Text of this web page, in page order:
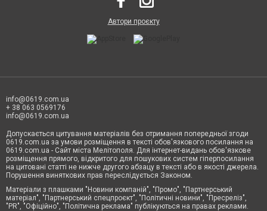
Автори проєкту
info@0619.com.ua
+ 38 063 0569176
info@0619.com.ua
Допускається цитування матеріалів без отримання попередньої згоди
0619.com.ua за умови розміщення в тексті обов'язкового посилання на
0619.com.ua - Сайт міста Мелітополя. Для інтернет-видань обов'язкове
розміщення прямого, відкритого для пошукових систем гіперпосилання
на цитовані статті не нижче другого абзацу в тексті або в якості джерела.
Порушення виняткових прав переслідується Законом.
Матеріали з плашками "Новини компаній", "Промо", "Партнерський
матеріал", "Партнерський спецпроєкт", "Політичні новини", "Пресреліз",
"PR", "Офіційно", "Політична реклама" публікуються на правах реклами.